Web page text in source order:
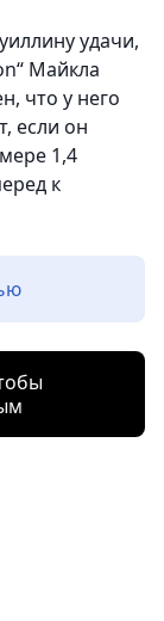
удачи,
Майкла
что у него
если он
1,4
к